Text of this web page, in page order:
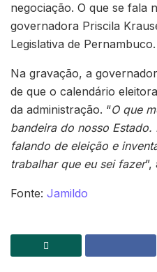
negociação. O que se fala
governadora Priscila
Legislativa de Pernambuco.
Na gravação, a
de que o calendário
da administração. “O que
bandeira do nosso
falando de eleição e
trabalhar que eu sei fazer”,
Fonte: Jamildo